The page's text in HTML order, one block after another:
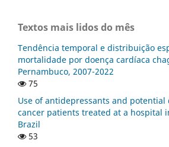
Textos mais lidos do mês
Tendência temporal e distribuição
mortalidade por doença cardíaca
Pernambuco, 2007-2022
75
Use of antidepressants and
cancer patients treated at a hospital
Brazil
53